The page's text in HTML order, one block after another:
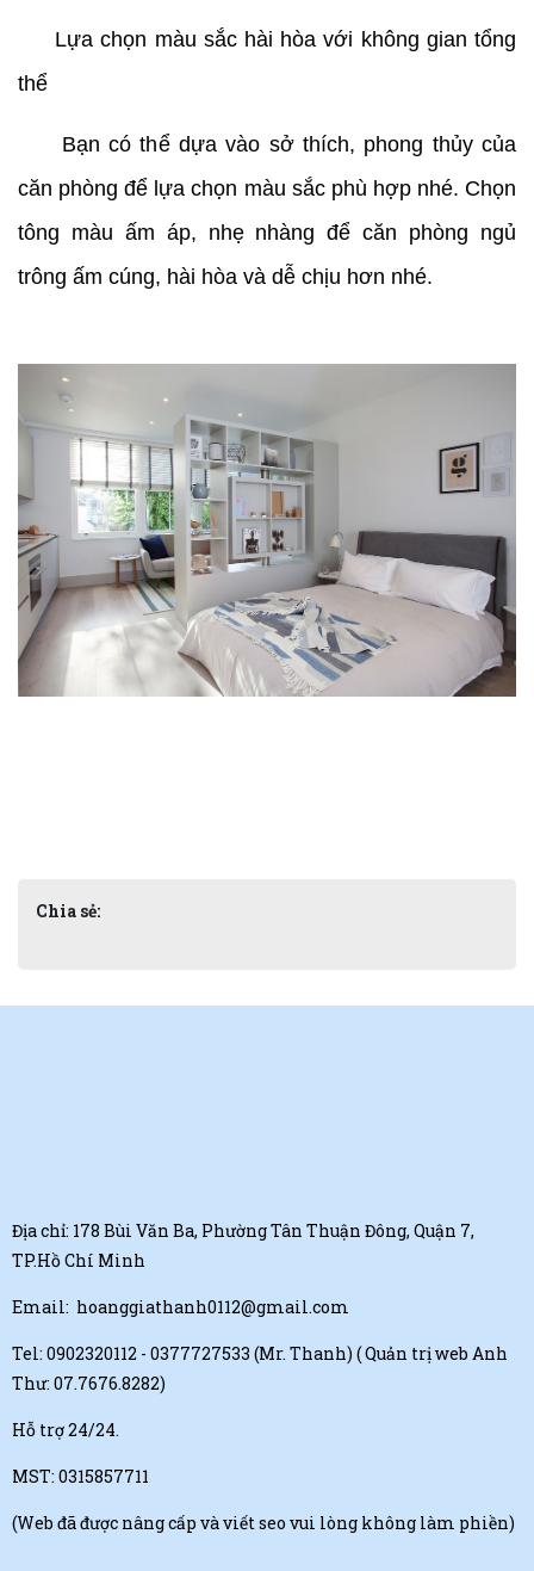
Lựa chọn màu sắc hài hòa với không gian tổng
thể
Bạn có thể dựa vào sở thích, phong thủy của
căn phòng để lựa chọn màu sắc phù hợp nhé. Chọn
tông màu ấm áp, nhẹ nhàng để căn phòng ngủ
trông ấm cúng, hài hòa và dễ chịu hơn nhé.
Chia sẻ:
Địa chỉ: 178 Bùi Văn Ba, Phường Tân Thuận Đông, Quận 7,
TP.Hồ Chí Minh
Email: hoanggiathanh0112@gmail.com
Tel: 0902320112 - 0377727533 (Mr. Thanh) ( Quản trị web Anh
Thư: 07.7676.8282)
Hỗ trợ 24/24.
MST: 0315857711
(Web đã được nâng cấp và viết seo vui lòng không làm phiền)